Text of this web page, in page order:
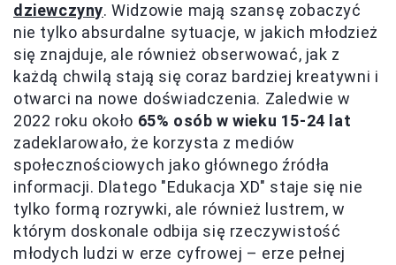
dziewczyny. Widzowie mają szansę zobaczyć
nie tylko absurdalne sytuacje, w jakich młodzież
się znajduje, ale również obserwować, jak z
każdą chwilą stają się coraz bardziej kreatywni i
otwarci na nowe doświadczenia. Zaledwie w
2022 roku około 65% osób w wieku 15-24 lat
zadeklarowało, że korzysta z mediów
społecznościowych jako głównego źródła
informacji. Dlatego "Edukacja XD" staje się nie
tylko formą rozrywki, ale również lustrem, w
którym doskonale odbija się rzeczywistość
młodych ludzi w erze cyfrowej – erze pełnej